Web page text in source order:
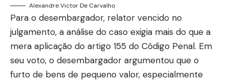
Alexandre Victor De Carvalho
Para o desembargador, relator vencido no
julgamento, a análise do caso exigia mais do que a
mera aplicação do artigo 155 do Código Penal. Em
seu voto, o desembargador argumentou que o
furto de bens de pequeno valor, especialmente